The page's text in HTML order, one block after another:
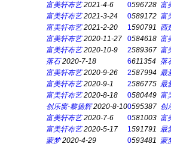
富美轩布艺 2021-4-6 0596728 富
富美轩布艺 2021-3-24 0589172 富
富美轩布艺 2021-2-20 1590791 西
富美轩布艺 2020-11-27 0584618 富
富美轩布艺 2020-10-9 2589367 富
落石 2020-7-18 6611354 落
富美轩布艺 2020-9-26 2587994 最
富美轩布艺 2020-9-1 2586775 最
富美轩布艺 2020-8-18 0580449 富
创乐窝-黎扬辉 2020-8-100595387 创
富美轩布艺 2020-7-6 0581003 富
富美轩布艺 2020-5-17 1591791 最
蒙梦 2020-4-29 0593481 蒙